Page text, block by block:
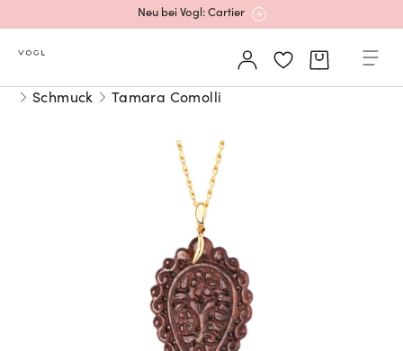
Neu bei Vogl: Cartier
Mehr erfahren: Ikonische Uhren von Cartier
Rolex Certified Pre-Owned entdecken
Neu bei Vogl: Uhren von Grand Seiko
Neu bei Vogl: Cartier
Schmuck Tamara Comolli